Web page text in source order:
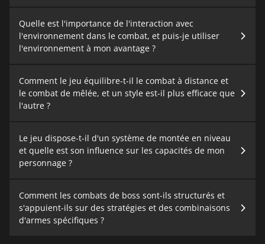
Quelle est l'importance de l'interaction avec
l'environnement dans le combat, et puis-je utiliser
l'environnement à mon avantage ?
Comment le jeu équilibre-t-il le combat à distance et
le combat de mêlée, et un style est-il plus efficace que
l'autre ?
Le jeu dispose-t-il d'un système de montée en niveau
et quelle est son influence sur les capacités de mon
personnage ?
Comment les combats de boss sont-ils structurés et
s'appuient-ils sur des stratégies et des combinaisons
d'armes spécifiques ?